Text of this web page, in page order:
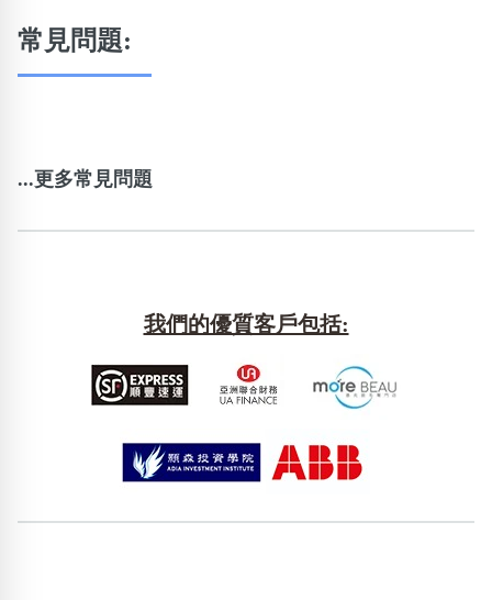
常見問題:
...更多常見問題
我們的優質客戶包括: